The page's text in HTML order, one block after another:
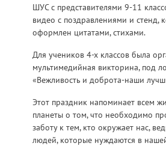
ШУС с представителями 9-11
видео с поздравлениями и стенд,
оформлен цитатами, стихами.
Для учеников 4-х классов была
мультимедийная викторина, под
«Вежливость и доброта-наши
Этот праздник напоминает всем
планеты о том, что необходимо
заботу к тем, кто окружает нас,
людей, которые нуждаются в